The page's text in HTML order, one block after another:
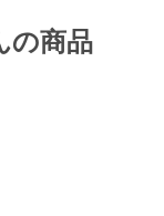
の商品